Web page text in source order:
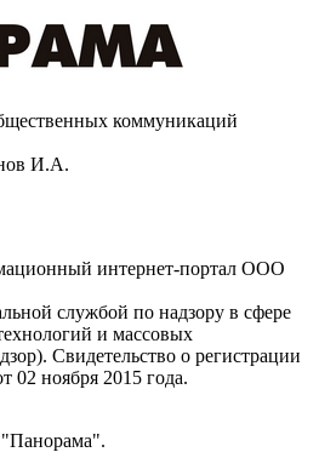
коммуникаций
И.А.
интернет-портал ООО
службой по надзору в сфере
и массовых
Cвидетельство о регистрации
ноября 2015 года.